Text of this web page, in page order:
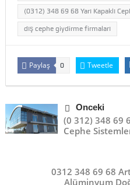
(0312) 348 69 68 Yarı Kapaklı
dış cephe giydirme firmaları
Paylaş 0 Tweetle
Önceki
(0 312) 348 69
Cephe
0312 348 69 68
Alüminyum